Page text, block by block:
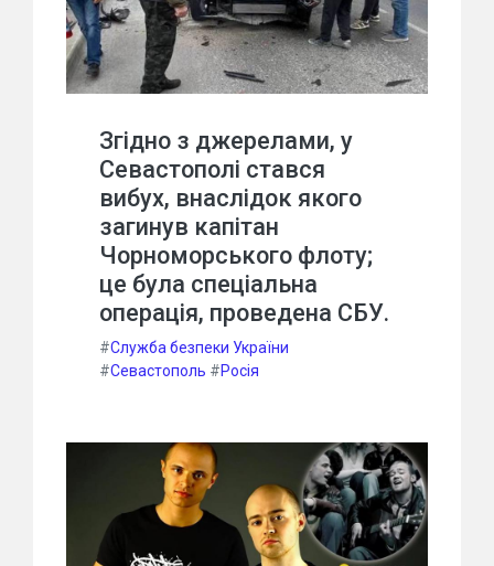
Згідно з джерелами, у
Севастополі стався
вибух, внаслідок якого
загинув капітан
Чорноморського флоту;
це була спеціальна
операція, проведена СБУ.
#Служба безпеки України
#Севастополь #Росія